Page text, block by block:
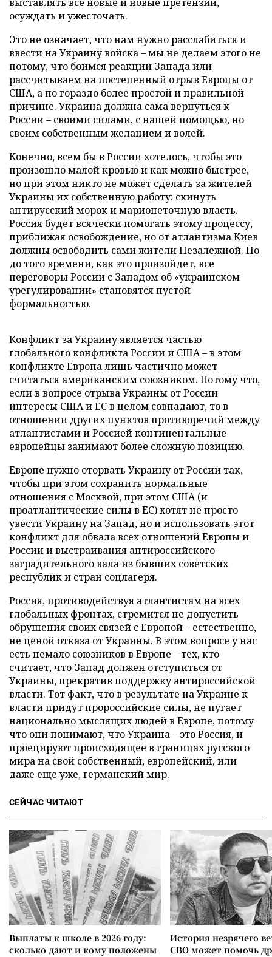
осуждать и ужесточать.
Это не означает, что нам нужно расслабиться и
ввести на Украину войска – мы не делаем этого не
потому, что боимся реакции Запада или
рассчитываем на постепенный отрыв Европы от
США, а по гораздо более простой и правильной
причине. Украина должна сама вернуться к
России – своими силами, с нашей помощью, но
своим собственным желанием и волей.
Конечно, всем бы в России хотелось, чтобы это
произошло малой кровью и как можно быстрее,
но при этом никто не может сделать за жителей
Украины их собственную работу: скинуть
антирусский морок и марионеточную власть.
Россия будет всячески помогать этому процессу,
приближая освобождение, но от атлантизма Киев
должны освободить сами жители Незалежной. Но
до того времени, как это произойдет, все
переговоры России с Западом об «украинском
урегулировании» становятся пустой
формальностью.
Конфликт за Украину является частью
глобального конфликта России и США – в этом
конфликте Европа лишь частично может
считаться американским союзником. Потому что,
если в вопросе отрыва Украины от России
интересы США и ЕС в целом совпадают, то в
отношении других пунктов противоречий между
атлантистами и Россией континентальные
европейцы занимают более сложную позицию.
Европе нужно оторвать Украину от России так,
чтобы при этом сохранить нормальные
отношения с Москвой, при этом США (и
проатлантические силы в ЕС) хотят не просто
увести Украину на Запад, но и использовать этот
конфликт для обвала всех отношений Европы и
России и выстраивания антироссийского
заградительного вала из бывших советских
республик и стран соцлагеря.
Россия, противодействуя атлантистам на всех
глобальных фронтах, стремится не допустить
обрушения своих связей с Европой – естественно,
не ценой отказа от Украины. В этом вопросе у нас
есть немало союзников в Европе – тех, кто
считает, что Запад должен отступиться от
Украины, прекратив поддержку антироссийской
власти. Тот факт, что в результате на Украине к
власти придут пророссийские силы, не пугает
национально мыслящих людей в Европе, потому
что они понимают, что Украина – это Россия, и
проецируют происходящее в границах русского
мира на свой собственный, европейский, или
даже еще уже, германский мир.
СЕЙЧАС ЧИТАЮТ
Выплаты к школе в 2026 году:
сколько дают и кому положены
История незрячего
СВО может помочь